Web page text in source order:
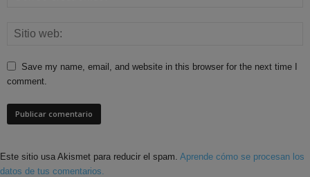
Save my name, email, and website in this browser for the next time I
comment.
Este sitio usa Akismet para reducir el spam. Aprende cómo se procesan los
datos de tus comentarios.